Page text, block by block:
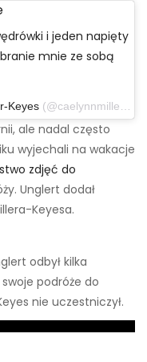
i jeden napięty
mnie ze sobą
Keyes (@caelynnmillerkeyes) 15 listopada 2019 o 16:16 czasu PST
ale nadal często
wyjechali na wakacje
zdjęć do
Unglert dodał
Keyesa.
odbył kilka
podróże do
nie uczestniczył.